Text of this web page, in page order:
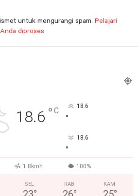
untuk mengurangi spam. Pelajari
diproses
18.6 ° C 18.6
°
18.6
°
1.8kmh 100%
SEL RAB KAM